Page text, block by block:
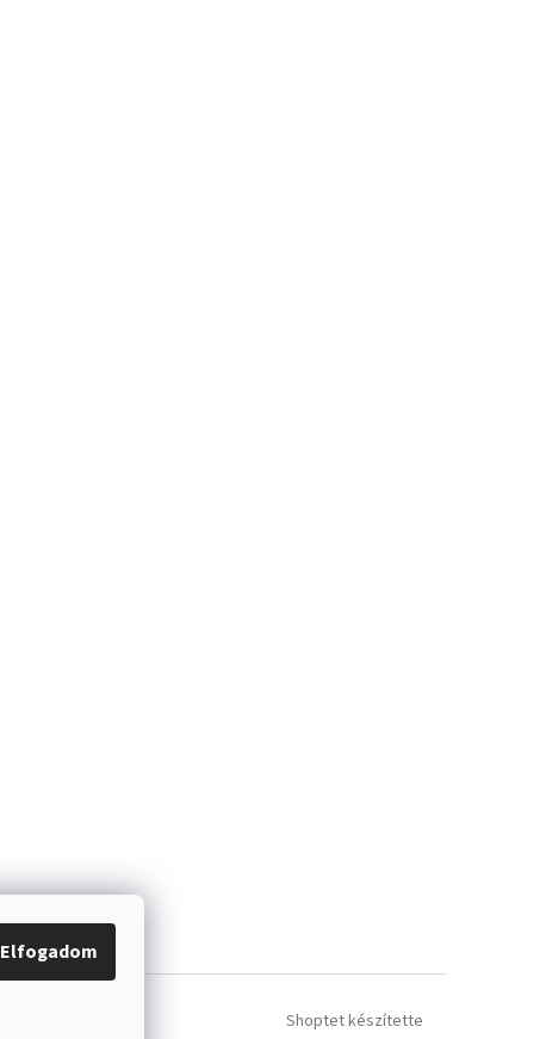
Elfogadom
Shoptet készítette